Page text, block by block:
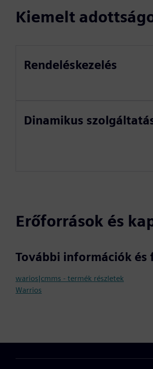
Kiemelt
Rendeléskezelés
Dinamikus
Erőforrások és
További információk és
warios|cmms - termék részletek
Warrios